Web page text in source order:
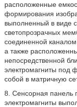
расположенные
формирования
выполненный в виде
светопрозрачных
соединенной
а также
непосредственной
электромагниты под
собой в матричную
8. Сенсорная панель
электромагниты